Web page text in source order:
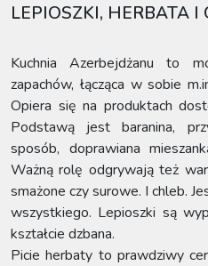
LEPIOSZKI, HERBATA I
Kuchnia Azerbejdżanu to
zapachów, łącząca w sobie
Opiera się na produktach
Podstawą jest baranina,
sposób, doprawiana
Ważną rolę odgrywają też
smażone czy surowe. I chleb.
wszystkiego. Lepioszki są
kształcie dzbana.
Picie herbaty to prawdziwy